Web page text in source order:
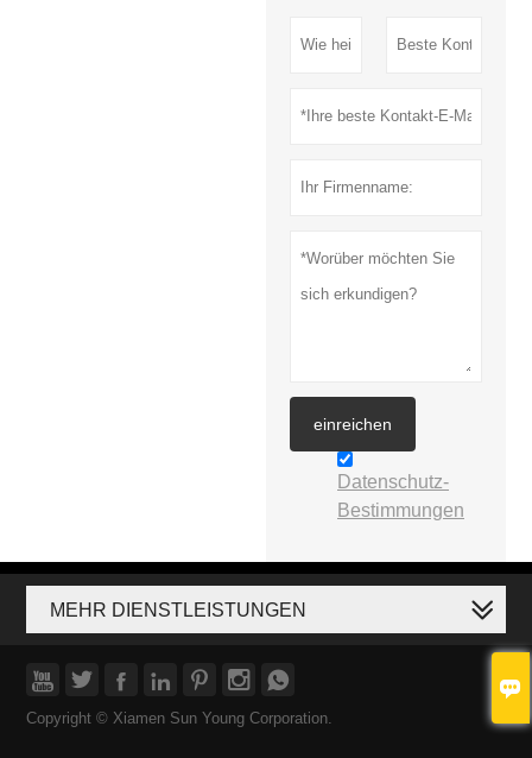

einreichen
Datenschutz-
Bestimmungen
MEHR DIENSTLEISTUNGEN
      
Copyright © Xiamen Sun Young Corporation.